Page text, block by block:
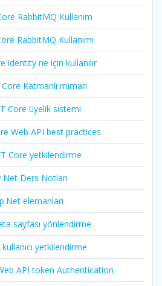
RabbitMQ Kullanım
RabbitMQ Kullanımı
identity ne için kullanılır
Katmanlı mimari
Core üyelik sistemi
Web API best practices
Core yetkilendirme
Ders Notları
elemanları
sayfası yönlendirme
yetkilendirme
API token Authentication